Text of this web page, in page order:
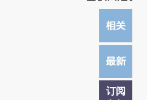
订阅